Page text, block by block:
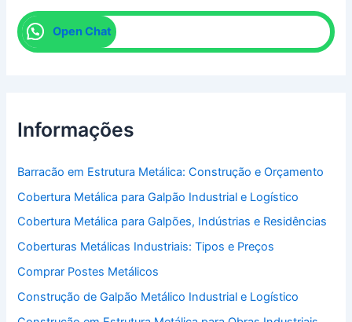
Open Chat
Informações
Barracão em Estrutura Metálica: Construção e Orçamento
Cobertura Metálica para Galpão Industrial e Logístico
Cobertura Metálica para Galpões, Indústrias e Residências
Coberturas Metálicas Industriais: Tipos e Preços
Comprar Postes Metálicos
Construção de Galpão Metálico Industrial e Logístico